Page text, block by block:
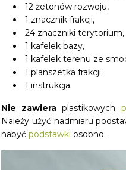
12 żetonów rozwoju,
1 znacznik frakcji,
24 znaczniki terytorium,
1 kafelek bazy,
1 kafelek terenu ze
1 planszetka frakcji
1 instrukcja.
Nie zawiera plastikowych
Należy użyć nadmiaru
nabyć podstawki osobno.